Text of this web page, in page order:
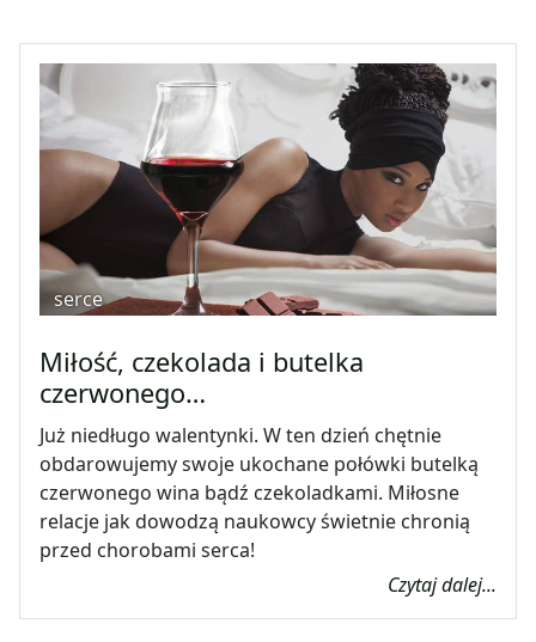
serce
Miłość, czekolada i butelka
czerwonego…
Już niedługo walentynki. W ten dzień chętnie
obdarowujemy swoje ukochane połówki butelką
czerwonego wina bądź czekoladkami. Miłosne
relacje jak dowodzą naukowcy świetnie chronią
przed chorobami serca!
Czytaj dalej...